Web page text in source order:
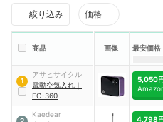
絞り込み 価格
商品 画像 最安価格
1
アサヒサイクル
電動空気入れ ｜
FC-360
5,050
Kaedear
4,798